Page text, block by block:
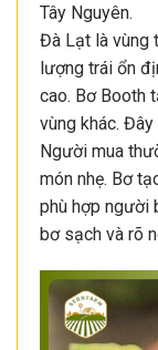
Tây Nguyên.
Đà Lạt là vùng
lượng trái ổn
cao. Bơ Booth
vùng khác.
Người mua
món nhẹ. Bơ
phù hợp người
bơ sạch và rõ